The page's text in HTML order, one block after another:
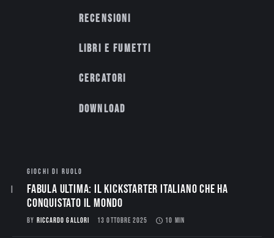
Recensioni
Libri e fumetti
Cercatori
Download
GIOCHI DI RUOLO
Fabula Ultima: il Kickstarter italiano che ha
conquistato il mondo
BY RICCARDO GALLORI 13 OTTOBRE 2025 10 MIN